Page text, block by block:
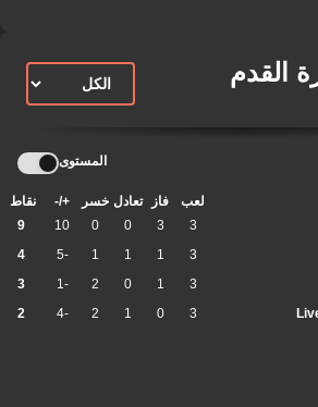
القدم
المستوى
لعب فاز تعادل خسر +/- نقاط
3
3
0
0
10
9
3
1
1
1
-5
4
3
1
0
2
-1
3
3
0
1
2
-4
2